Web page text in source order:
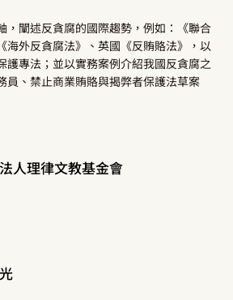
，闡述反貪腐的國際趨勢，例如：《聯合
海外反貪腐法》、英國《反賄賂法》，以
護專法；並以實務案例介紹我國反貪腐之
員、禁止商業賄賂與揭弊者保護法草案
人理律文教基金會